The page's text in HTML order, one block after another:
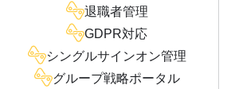
退職者管理
GDPR対応
シングルサインオン管理
グループ戦略ポータル